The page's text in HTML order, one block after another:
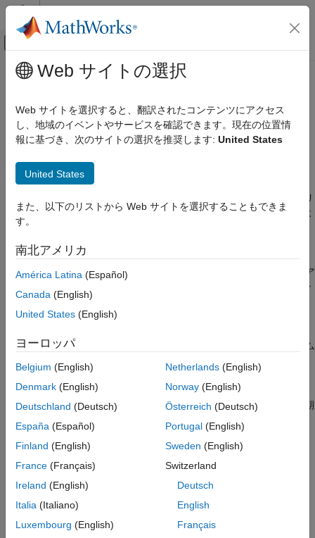
コンテンツへスキップ
オフキャンバス ナビゲーション メ
ドキュメンテーションのホーム
コード検証
カテゴリ
Polyspace Access
Polyspace Access 入門
Polyspace Access のインストール
Code Prover の結果のレビュー
Polyspace as You Code
Polyspace Bug Finder
Polyspace Code Prover
Polyspace Copilot
Polyspace Products for Ada
Polyspace Test
Requirements Toolbox
Simulink Check
Simulink Coverage
Simulink Design Verifier
Simulink Fault Analyzer
メインコンテンツ
Polyspace Access
Polyspace 静的解析および動的解析の結果をレビューし、ソフト
ウェア品質メトリクスを監視する
PDF 版ドキュメンテーション
を使用すると、ソフトウェア エンジニアリ
ング チームが開発ライフサイクル全体にわたって C、C++、およ
び Ada ソフトウェアの品質を管理できます。この製品は、
Polyspace Bug Finder™ Server™
Server、Polyspace Serverfor Ada、およびPolyspace Test™に
よる結果を一元管理するためのリポジトリを提供します。Web ア
プリケーションを使用して、プロジェクトの異なるコンポーネン
トやバージョンで品質のトレンドの監視、詳細な調査結果の確
認、共同作業による問題のトリアージを行うことができます。
Polyspace Access
をプロジェクト管理ツールおよび認証システム
り、ソフトウェア品質を管理できるようになります。
as You Code™を Polyspace Accessと連携させると、ローカル
での変更が継続的インテグレーション (CI) による調査結果と同期
Polyspace Access 入門
Polyspace Access の基礎を学ぶ
Polyspace Access のインストール
サーバーへのPolyspace Access 製品のインストール
Web サイトの選択
Web サイトを選択すると、翻訳されたコンテンツにアクセス
し、地域のイベントやサービスを確認できます。現在の位置情
報に基づき、次のサイトの選択を推奨します: United States
United States
また、以下のリストから Web サイトを選択することもできま
す。
南北アメリカ
América Latina (Español)
Canada (English)
United States (English)
ヨーロッパ
Belgium (English)
Denmark (English)
Deutschland (Deutsch)
España (Español)
Finland (English)
France (Français)
Ireland (English)
Italia (Italiano)
Luxembourg (English)
Netherlands(English)
Norway(English)
Österreich (Deutsch)
Portugal(English)
Sweden (English)
Switzerland
Deutsch
English
Français